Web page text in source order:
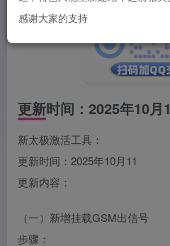
更新时间：2025年10月
新太极激活工具：
更新时间：2025年10月11
更新内容：
（一）新增挂载GSM出信号
步骤：
感谢大家的支持